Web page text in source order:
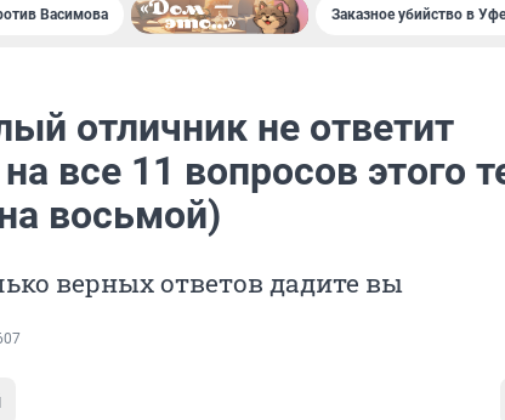
Васимова Заказное убийство в
отличник не ответит
все 11 вопросов этого
восьмой)
верных ответов дадите вы